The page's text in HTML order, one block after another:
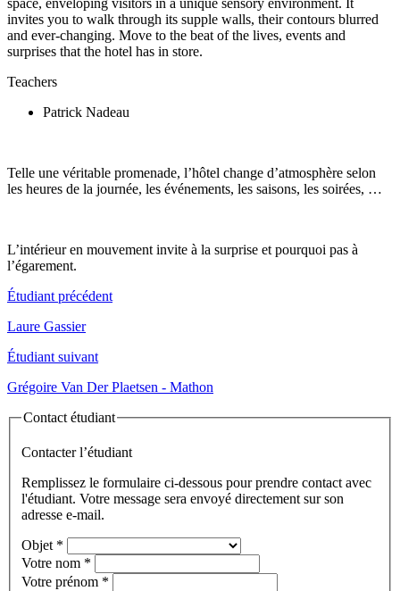
invites you to walk through its supple walls, their contours blurred
and ever-changing. Move to the beat of the lives, events and
surprises that the hotel has in store.
Teachers
Patrick Nadeau
Telle une véritable promenade, l’hôtel change d’atmosphère selon
les heures de la journée, les événements, les saisons, les soirées, …
L’intérieur en mouvement invite à la surprise et pourquoi pas à
l’égarement.
Étudiant précédent
Laure Gassier
Étudiant suivant
Grégoire Van Der Plaetsen - Mathon
Contact étudiant
Contacter l’étudiant
Remplissez le formulaire ci-dessous pour prendre contact avec
l'étudiant. Votre message sera envoyé directement sur son
adresse e-mail.
Objet *
Votre nom *
Votre prénom *